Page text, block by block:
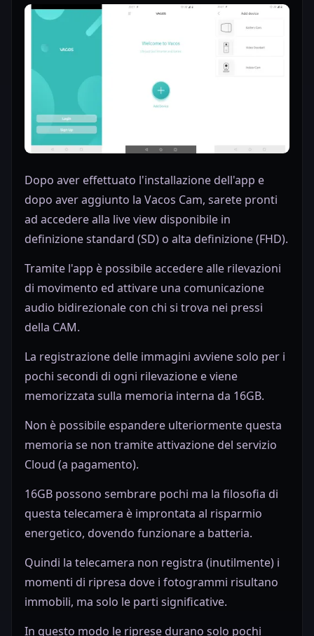
Dopo aver effettuato l'installazione dell'app e
dopo aver aggiunto la Vacos Cam, sarete pronti
ad accedere alla live view disponibile in
definizione standard (SD) o alta definizione (FHD).
Tramite l'app è possibile accedere alle rilevazioni
di movimento ed attivare una comunicazione
audio bidirezionale con chi si trova nei pressi
della CAM.
La registrazione delle immagini avviene solo per i
pochi secondi di ogni rilevazione e viene
memorizzata sulla memoria interna da 16GB.
Non è possibile espandere ulteriormente questa
memoria se non tramite attivazione del servizio
Cloud (a pagamento).
16GB possono sembrare pochi ma la filosofia di
questa telecamera è improntata al risparmio
energetico, dovendo funzionare a batteria.
Quindi la telecamera non registra (inutilmente) i
momenti di ripresa dove i fotogrammi risultano
immobili, ma solo le parti significative.
In questo modo le riprese durano solo pochi